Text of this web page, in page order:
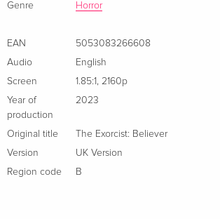
Genre Horror
EAN
5053083266608
Audio
English
Screen
1.85:1, 2160p
Year of
production
2023
Original title
The Exorcist: Believer
Version
UK Version
Region code
B